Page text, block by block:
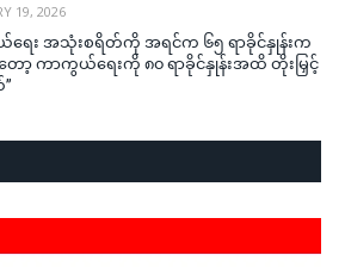
19, 2026
ရေး အသုံးစရိတ်ကို အရင်က ၆၅ ရာခိုင်နှုန်းက
တော့ ကာကွယ်ရေးကို ၈၀ ရာခိုင်နှုန်းအထိ တိုးမြှင့်